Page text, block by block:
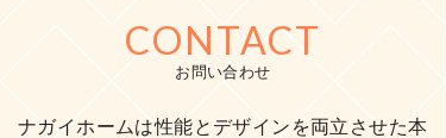
CONTACT
お問い合わせ
ナガイホームは性能とデザインを両立させた本